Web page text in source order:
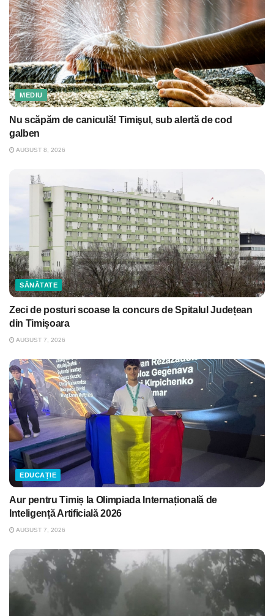
MEDIU
Nu scăpăm de caniculă! Timişul, sub alertă de cod
galben
AUGUST 8, 2026
SĂNĂTATE
Zeci de posturi scoase la concurs de Spitalul Județean
din Timișoara
AUGUST 7, 2026
EDUCAȚIE
Aur pentru Timiș la Olimpiada Internațională de
Inteligență Artificială 2026
AUGUST 7, 2026